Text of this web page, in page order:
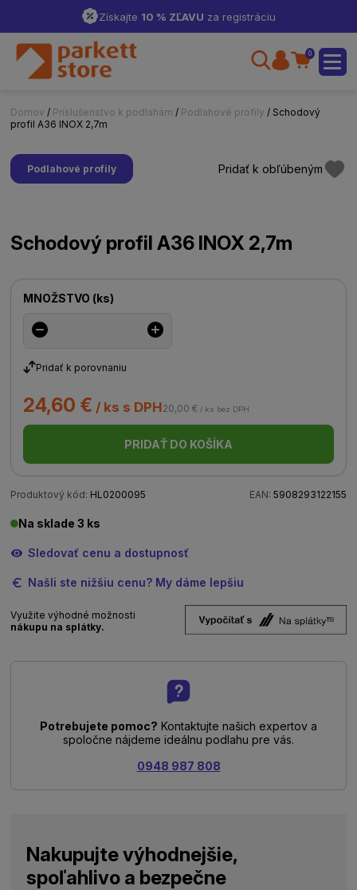
Získajte 10 % ZĽAVU za registráciu
0
Domov / Príslušenstvo k podlahám / Podlahové profily / Schodový
profil A36 INOX 2,7m
Podlahové profily Pridať k obľúbeným
Schodový profil A36 INOX 2,7m
MNOŽSTVO (ks)
Pridať k porovnaniu
24,60 € / ks s DPH20,00 € / ks bez DPH
PRIDAŤ DO KOŠÍKA
Produktový kód: HL0200095 EAN: 5908293122155
Na sklade 3 ks
Sledovať cenu a dostupnosť
Našli ste nižšiu cenu? My dáme lepšiu
Využite výhodné možnosti
nákupu na splátky.
Potrebujete pomoc? Kontaktujte našich expertov a
spoločne nájdeme ideálnu podlahu pre vás.
0948 987 808
Nakupujte výhodnejšie,
spoľahlivo a bezpečne